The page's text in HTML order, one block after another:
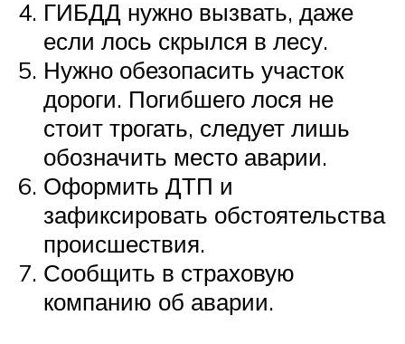
ГИБДД нужно вызвать, даже
если лось скрылся в лесу.
Нужно обезопасить участок
дороги. Погибшего лося не
стоит трогать, следует лишь
обозначить место аварии.
Оформить ДТП и
зафиксировать обстоятельства
происшествия.
Сообщить в страховую
компанию об аварии.